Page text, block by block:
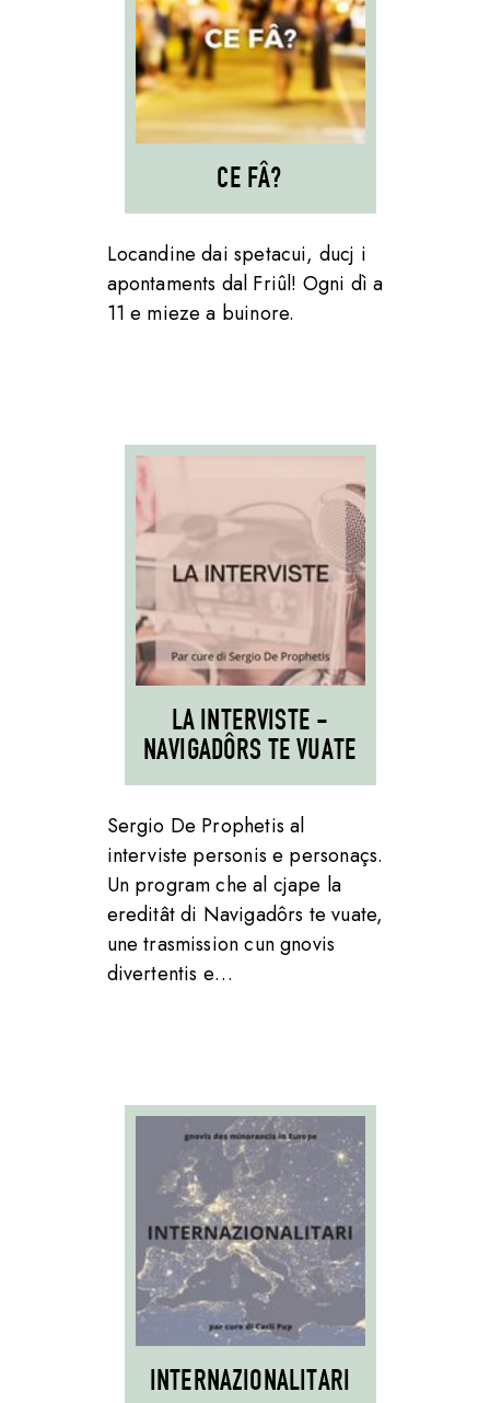
CE FÂ?
Locandine dai spetacui, ducj i
apontaments dal Friûl! Ogni dì a
11 e mieze a buinore.
LA INTERVISTE -
NAVIGADÔRS TE VUATE
Sergio De Prophetis al
interviste personis e personaçs.
Un program che al cjape la
ereditât di Navigadôrs te vuate,
une trasmission cun gnovis
divertentis e…
INTERNAZIONALITARI